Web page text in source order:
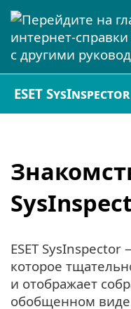
ESET
ESET
которое
и отображает
обобщенном